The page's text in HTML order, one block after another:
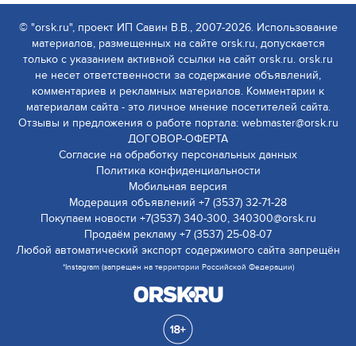
© "orsk.ru", проект ИП Савин В.В., 2007-2026. Использование
материалов, размещенных на сайте orsk.ru, допускается
только с указанием активной ссылки на сайт orsk.ru. orsk.ru
не несет ответственности за содержание объявлений,
комментариев и рекламных материалов. Комментарии к
материалам сайта - это личное мнение посетителей сайта.
Отзывы и предложения о работе портала: webmaster@orsk.ru
ДОГОВОР-ОФЕРТА
Согласие на обработку персональных данных
Политика конфиденциальности
Мобильная версия
Модерация объявлений +7 (3537) 32-71-28
Покупаем новости +7(3537) 340-300, 340300@orsk.ru
Продаём рекламу +7 (3537) 25-08-07
Любой автоматический экспорт содержимого сайта запрещён
*Instagram (запрещен на территории Российской Федерации)